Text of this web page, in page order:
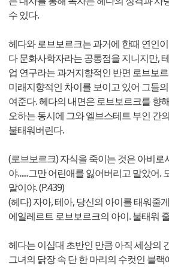
수 있다.
헤다와 로브보르크는 과거에 한때 연인
다 문화사학자라는 공통점을 지니지만,
업 연구라는 과거지향적인 반면 로브보
미래지향적인 차이를 보이고 있어 그들
여준다. 헤다의 내면은 로브보르크를 향
오하는 동시에 그와 엘브스테트 부인 간
불태워버린다.
(로브보르크) 자식을 죽이는 것은 아비로
야......그만 어린애를 잃어버리고 말았어.
말이야. (P.439)
(헤다) 자아, 테아, 당신의 아이를 태워줄
에일레르트 로브보르크의 아이. 불태워
헤다는 이십대 초반인 만큼 아직 세상의
그녀의 닭장 속 단 한 마리의 수컷인 블